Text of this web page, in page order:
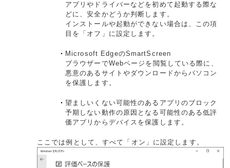
アプリやドライバーなどを初めて起動する際な
どに、安全かどうか判断します。
インストールや起動ができない場合は、この項
目を「オフ」に設定します。
Microsoft EdgeのSmartScreen
ブラウザーでWebページを閲覧している際に、
悪意のあるサイトやダウンロードからパソコン
を保護します。
望ましいくない可能性のあるアプリのブロック
予期しない動作の原因となる可能性のある低評
価アプリからデバイスを保護します。
ここでは例として、すべて「オン」に設定します。